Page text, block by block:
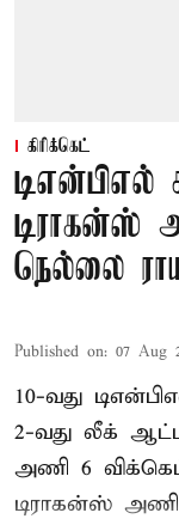
கிரிக்கெட்
டிஎன்பிஎல்
டிராகன்ஸ்
நெல்லை
Published on: 07 Aug
10-வது
2-வது லீக்
அணி 6
டிராகன்ஸ்